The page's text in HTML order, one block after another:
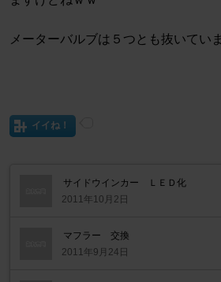
メーターバルブは５つとも抜いていま
イイね！
サイドウインカー ＬＥＤ化
2011年10月2日
マフラー 交換
2011年9月24日